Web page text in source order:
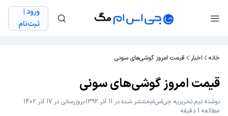
ورود |
ثبت‌نام
خانه اخبار قیمت امروز گوشی‌های سونی
قیمت امروز گوشی‌های سونی
نوشته تیم تحریریه جی‌اس‌اممنتشر شده در 11 آذر 1392
بروزرسانی در 17 آذر 1402
مطالعه 1 دقیقه